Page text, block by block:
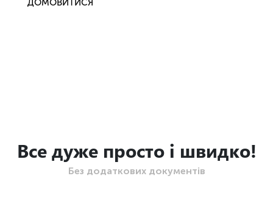
ДОМОВИТИСЯ
Все дуже просто і швидко!
Без додаткових документів